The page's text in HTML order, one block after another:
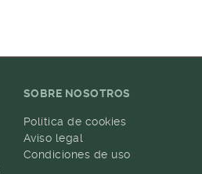
SOBRE NOSOTROS
Política de cookies
Aviso legal
Condiciones de uso